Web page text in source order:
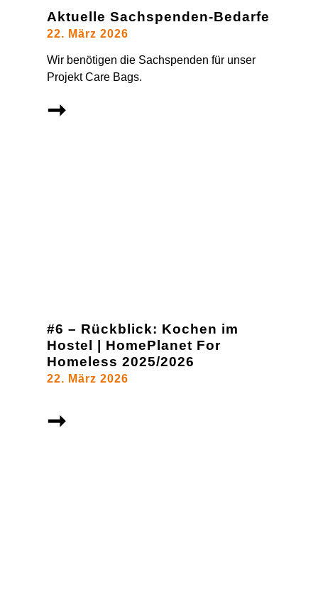
Aktuelle Sachspenden-Bedarfe
22. März 2026
Wir benötigen die Sachspenden für unser
Projekt Care Bags.
➞
#6 – Rückblick: Kochen im
Hostel | HomePlanet For
Homeless 2025/2026
22. März 2026
➞